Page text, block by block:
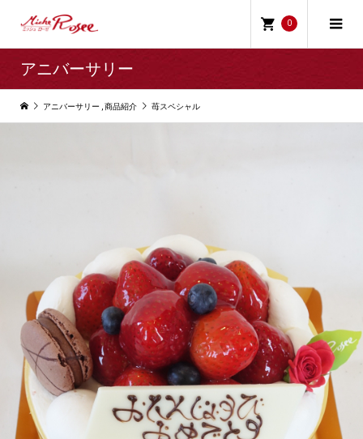
0
アニバーサリー
アニバーサリー 商品紹介 苺スペシャル